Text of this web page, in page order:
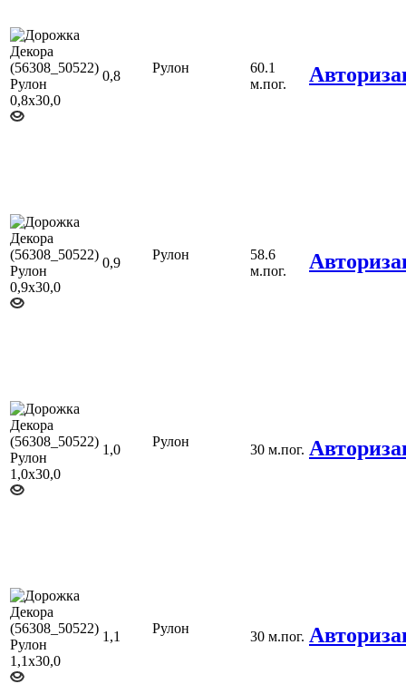
0,8
Рулон
60.1
м.пог.
0,9
Рулон
58.6
м.пог.
1,0
Рулон
30 м.пог.
1,1
Рулон
30 м.пог.